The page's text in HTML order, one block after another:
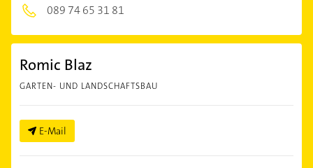
089 74 65 31 81
Romic Blaz
GARTEN- UND LANDSCHAFTSBAU
E-Mail